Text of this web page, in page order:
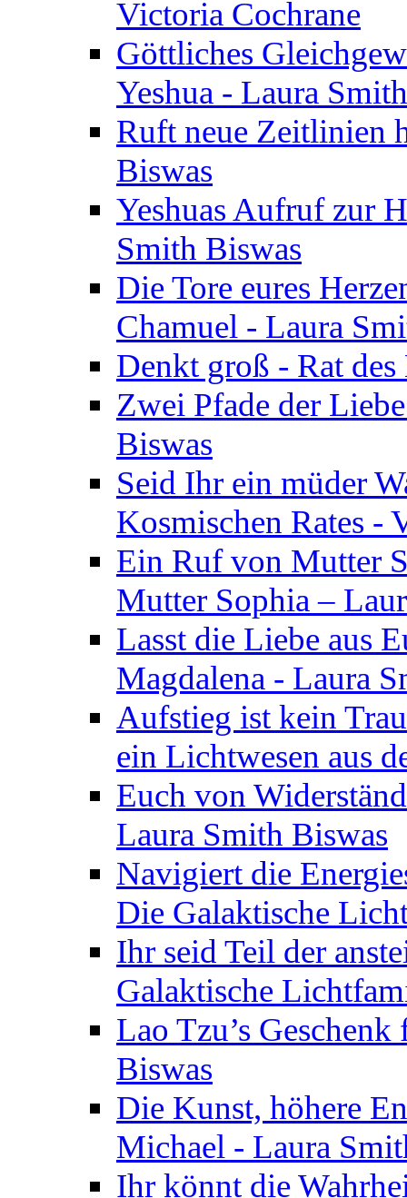
Victoria Cochrane
Göttliches
Yeshua - Laura
Ruft neue Zeitlinien
Biswas
Yeshuas Aufruf zur
Smith Biswas
Die Tore eures
Chamuel - Laura
Denkt groß - Rat
Zwei Pfade der
Biswas
Seid Ihr ein müder
Kosmischen Rates -
Ein Ruf von Mutter
Mutter Sophia –
Lasst die Liebe aus
Magdalena - Laura
Aufstieg ist kein
ein Lichtwesen aus
Euch von
Laura Smith Biswas
Navigiert die
Die Galaktische
Ihr seid Teil der
Galaktische
Lao Tzu’s
Biswas
Die Kunst, höhere
Michael - Laura
Ihr könnt die